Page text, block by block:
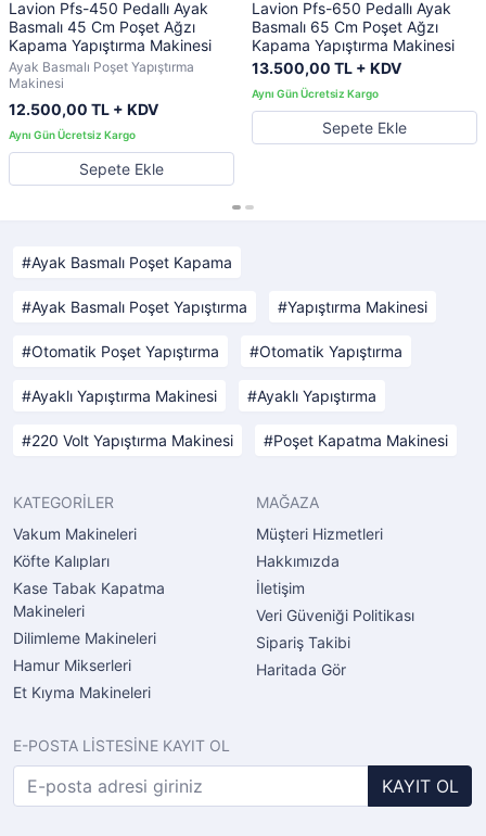
Lavion Pfs-450 Pedallı Ayak
Basmalı 45 Cm Poşet Ağzı
Kapama Yapıştırma Makinesi
Ayak Basmalı Poşet Yapıştırma
Makinesi
12.500,00 TL + KDV
Sepete Ekle
Lavion Pfs-650 Pedallı Ayak
Basmalı 65 Cm Poşet Ağzı
Kapama Yapıştırma Makinesi
13.500,00 TL + KDV
Sepete Ekle
Ayak Basmalı Poşet Kapama
Ayak Basmalı Poşet Yapıştırma Yapıştırma Makinesi
Otomatik Poşet Yapıştırma Otomatik Yapıştırma
Ayaklı Yapıştırma Makinesi Ayaklı Yapıştırma
220 Volt Yapıştırma Makinesi Poşet Kapatma Makinesi
KATEGORİLER
Vakum Makineleri
Köfte Kalıpları
Kase Tabak Kapatma
Makineleri
Dilimleme Makineleri
Hamur Mikserleri
Et Kıyma Makineleri
MAĞAZA
Müşteri Hizmetleri
Hakkımızda
İletişim
Veri Güveniği Politikası
Sipariş Takibi
Haritada Gör
E-POSTA LİSTESİNE KAYIT OL
KAYIT OL